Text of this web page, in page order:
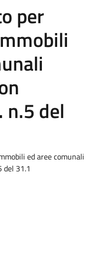
per
n.5 del
ed aree comunali
del 31.1